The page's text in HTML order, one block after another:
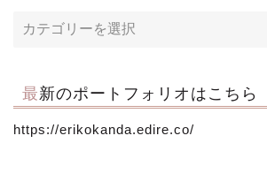
最新のポートフォリオはこちら
https://erikokanda.edire.co/